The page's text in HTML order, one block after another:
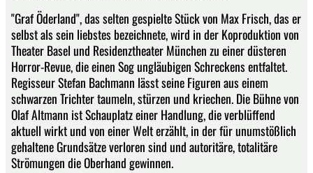
"Graf Öderland", das selten gespielte Stück von Max Frisch, das er
selbst als sein liebstes bezeichnete, wird in der Koproduktion von
Theater Basel und Residenztheater München zu einer düsteren
Horror-Revue, die einen Sog ungläubigen Schreckens entfaltet.
Regisseur Stefan Bachmann lässt seine Figuren aus einem
schwarzen Trichter taumeln, stürzen und kriechen. Die Bühne von
Olaf Altmann ist Schauplatz einer Handlung, die verblüffend
aktuell wirkt und von einer Welt erzählt, in der für unumstößlich
gehaltene Grundsätze verloren sind und autoritäre, totalitäre
Strömungen die Oberhand gewinnen.